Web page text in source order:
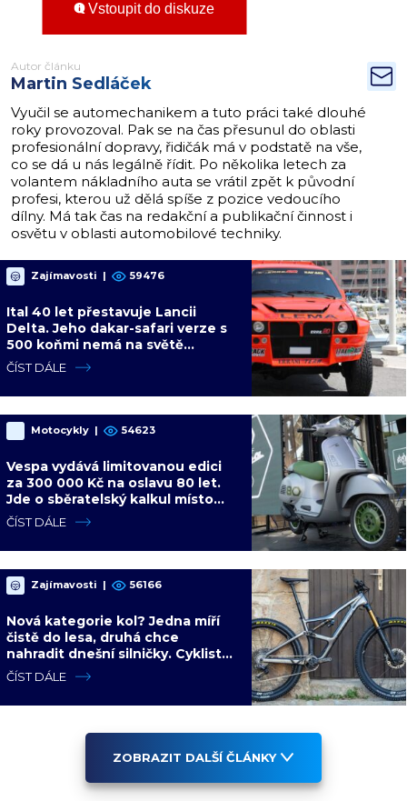
Vstoupit do diskuze
Autor článku
Martin Sedláček
Vyučil se automechanikem a tuto práci také dlouhé
roky provozoval. Pak se na čas přesunul do oblasti
profesionální dopravy, řidičák má v podstatě na vše,
co se dá u nás legálně řídit. Po několika letech za
volantem nákladního auta se vrátil zpět k původní
profesi, kterou už dělá spíše z pozice vedoucího
dílny. Má tak čas na redakční a publikační činnost i
osvětu v oblasti automobilové techniky.
Zajímavosti | 59476
Ital 40 let přestavuje Lancii
Delta. Jeho dakar-safari verze s
500 koňmi nemá na světě
konkurenci
ČÍST DÁLE
Motocykly | 54623
Vespa vydává limitovanou edici
za 300 000 Kč na oslavu 80 let.
Jde o sběratelský kalkul místo
jízdního upgradu
ČÍST DÁLE
Zajímavosti | 56166
Nová kategorie kol? Jedna míří
čistě do lesa, druhá chce
nahradit dnešní silničky. Cyklisté
mají rozporuplné názory
ČÍST DÁLE
ZOBRAZIT DALŠÍ ČLÁNKY